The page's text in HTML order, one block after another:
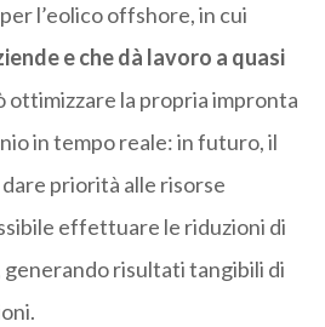
per l’eolico offshore, in cui
e che dà lavoro a quasi
ottimizzare la propria impronta
in tempo reale: in futuro, il
priorità alle risorse
effettuare le riduzioni di
risultati tangibili di